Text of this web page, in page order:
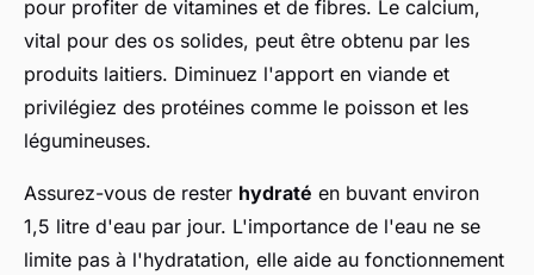
pour profiter de vitamines et de fibres. Le calcium,
vital pour des os solides, peut être obtenu par les
produits laitiers. Diminuez l'apport en viande et
privilégiez des protéines comme le poisson et les
légumineuses.
Assurez-vous de rester hydraté en buvant environ
1,5 litre d'eau par jour. L'importance de l'eau ne se
limite pas à l'hydratation, elle aide au fonctionnement